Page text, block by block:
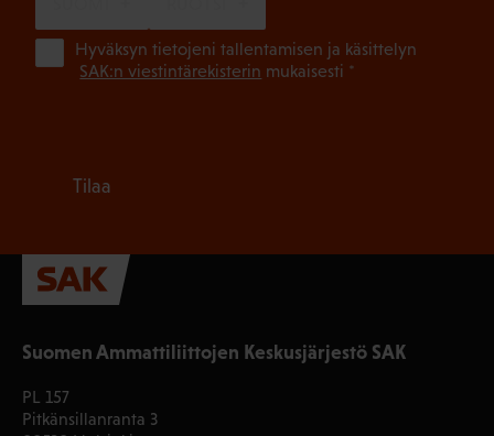
Suomen Ammattiliittojen Keskusjärjestö SAK
PL 157
Pitkänsillanranta 3
Hyväksyn tietojeni tallentamisen ja käsittelyn
SAK:n viestintärekisterin mukaisesti *
Tilaa